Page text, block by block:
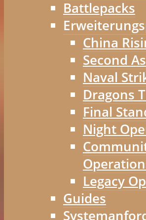
Battlepacks
China
Second
Naval
Dragons
Final
Night
Legacy
Guides